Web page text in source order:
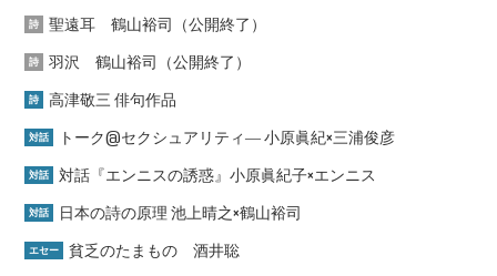
詩 聖遠耳 鶴山裕司（公開終了）
詩 羽沢 鶴山裕司（公開終了）
詩 高津敬三 俳句作品
対話 トーク@セクシュアリティ― 小原眞紀×三浦俊彦
対話 対話『エンニスの誘惑』小原眞紀子×エンニス
対話 日本の詩の原理 池上晴之×鶴山裕司
エセー 貧乏のたまもの 酒井聡